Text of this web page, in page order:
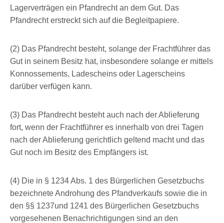
Lagerverträgen ein Pfandrecht an dem Gut. Das
Pfandrecht erstreckt sich auf die Begleitpapiere.
(2) Das Pfandrecht besteht, solange der Frachtführer das
Gut in seinem Besitz hat, insbesondere solange er mittels
Konnossements, Ladescheins oder Lagerscheins
darüber verfügen kann.
(3) Das Pfandrecht besteht auch nach der Ablieferung
fort, wenn der Frachtführer es innerhalb von drei Tagen
nach der Ablieferung gerichtlich geltend macht und das
Gut noch im Besitz des Empfängers ist.
(4) Die in § 1234 Abs. 1 des Bürgerlichen Gesetzbuchs
bezeichnete Androhung des Pfandverkaufs sowie die in
den §§ 1237und 1241 des Bürgerlichen Gesetzbuchs
vorgesehenen Benachrichtigungen sind an den